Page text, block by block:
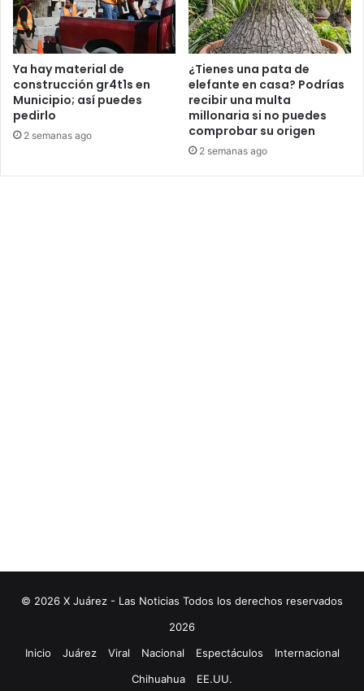
Ya hay material de
construcción gr4t1s en
Municipio; así puedes
pedirlo
2 semanas ago
¿Tienes una pata de
elefante en casa? Podrías
recibir una multa
millonaria si no puedes
comprobar su origen
2 semanas ago
© 2026 X Juárez - Las Noticias Todos los derechos reservados
2026
Inicio
Juárez Viral Nacional Espectáculos
Internacional
Chihuahua
EE.UU.